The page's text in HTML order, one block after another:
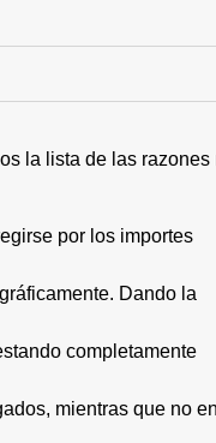
la lista de las razones
por los importes
Dando la
completamente
mientras que no